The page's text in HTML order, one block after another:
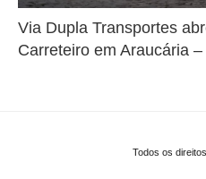
Via Dupla Transportes
Carreteiro em Araucária –
Todos os